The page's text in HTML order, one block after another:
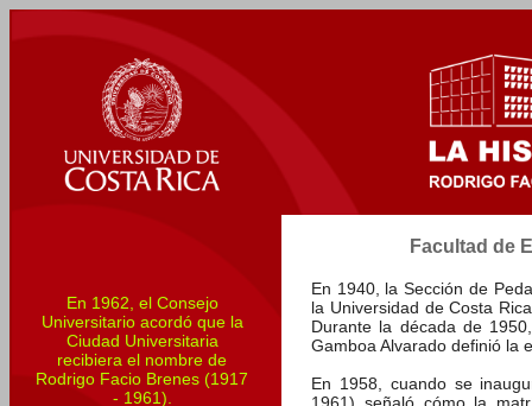
En 1940, la Sección de
la Universidad de Costa
Durante la década de
Gamboa Alvarado definió la
En 1958, cuando se
Facultad de
En 1962, el Consejo
Universitario acordó que la
Ciudad Universitaria
recibiera el nombre de
Rodrigo Facio Brenes (1917
- 1961).